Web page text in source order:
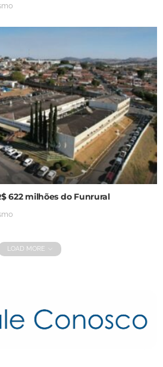
622 milhões do Funrural
LOAD MORE